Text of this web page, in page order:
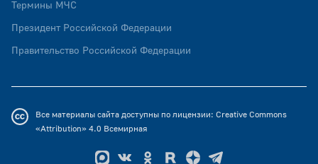
Термины МЧС
Президент Российской Федерации
Правительство Российской Федерации
Все материалы сайта доступны по лицензии: Creative Commons
«Attribution» 4.0 Всемирная